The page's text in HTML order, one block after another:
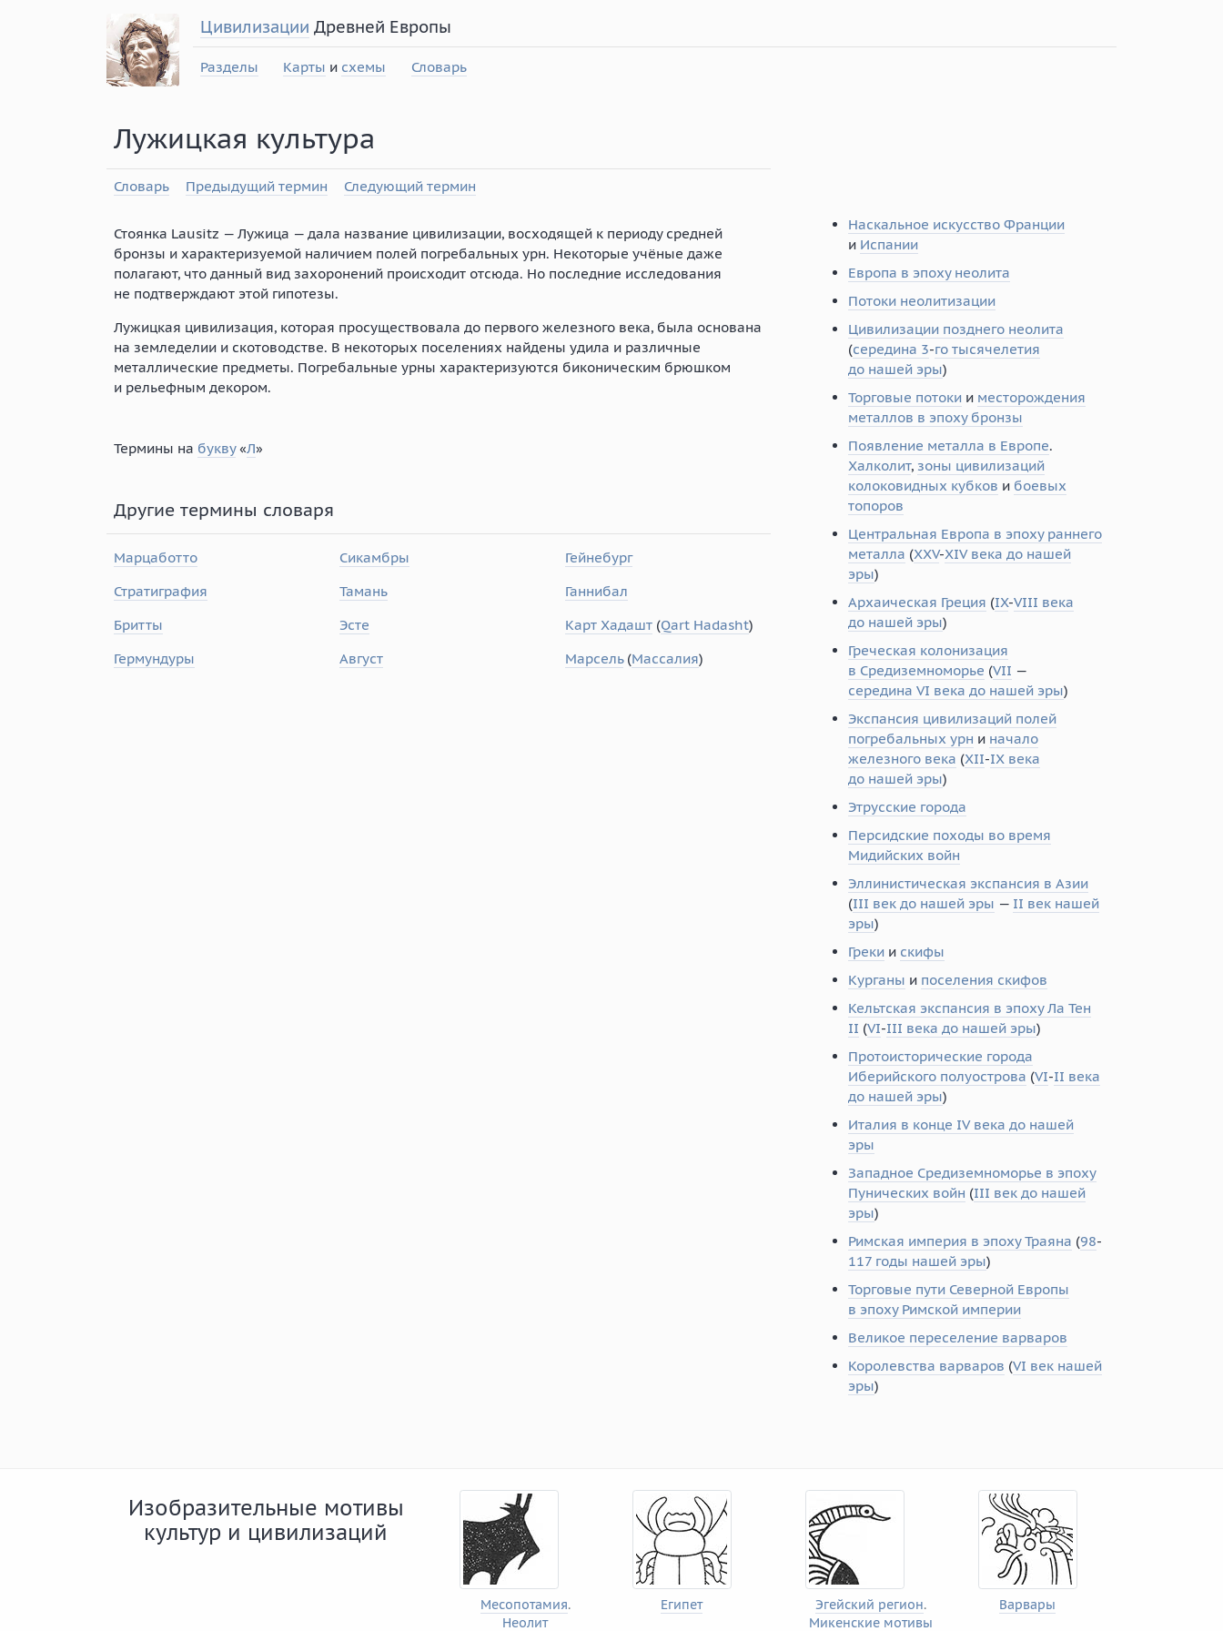
Цивилизации Древней Европы
Разделы Карты и схемы Словарь
Лужицкая культура
Словарь Предыдущий термин Следующий термин
Стоянка Lausitz — Лужица — дала название цивилизации, восходящей к периоду средней
бронзы и характеризуемой наличием полей погребальных урн. Некоторые учёные даже
полагают, что данный вид захоронений происходит отсюда. Но последние исследования
не подтверждают этой гипотезы.
Лужицкая цивилизация, которая просуществовала до первого железного века, была основана
на земледелии и скотоводстве. В некоторых поселениях найдены удила и различные
металлические предметы. Погребальные урны характеризуются биконическим брюшком
и рельефным декором.
Термины на букву«Л»
Другие термины словаря
Марцаботто Сикамбры
Гейнебург
Стратиграфия
Тамань
Ганнибал
Бритты
Эсте Карт Хадашт (Qart Hadasht)
Гермундуры
Август Марсель(Массалия)
Наскальное искусство Франции
и Испании
Европа в эпоху неолита
Потоки неолитизации
Цивилизации позднего неолита
(середина 3-го тысячелетия
до нашей эры)
Торговые потоки и месторождения
металлов в эпоху бронзы
Появление металла в Европе.
Халколит, зоны цивилизаций
колоковидных кубков и боевых
топоров
Центральная Европа в эпоху раннего
металла (XXV-XIV века до нашей
эры)
Архаическая Греция (IX-VIII века
до нашей эры)
Греческая колонизация
в Средиземноморье (VII —
середина VI века до нашей эры)
Экспансия цивилизаций полей
погребальных урн и начало
железного века (XII-IX века
до нашей эры)
Этрусские города
Персидские походы во время
Мидийских войн
Эллинистическая экспансия в Азии
(III век до нашей эры — II век нашей
эры)
Греки и скифы
Курганы и поселения скифов
Кельтская экспансия в эпоху Ла Тен
II (VI-III века до нашей эры)
Протоисторические города
Иберийского полуострова (VI-II века
до нашей эры)
Италия в конце IV века до нашей
эры
Западное Средиземноморье в эпоху
Пунических войн (III век до нашей
эры)
Римская империя в эпоху Траяна (98-
117 годы нашей эры)
Торговые пути Северной Европы
в эпоху Римской империи
Великое переселение варваров
Королевства варваров (VI век нашей
эры)
Изобразительные мотивы
культур и цивилизаций
Месопотамия.
Неолит
Египет Эгейский регион.
Микенские мотивы
Варвары